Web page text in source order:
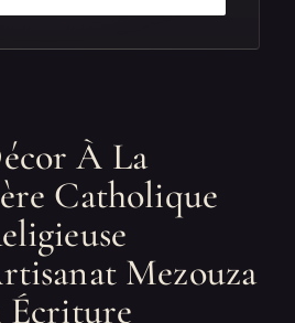
À La
Catholique
Mezouza
Écriture